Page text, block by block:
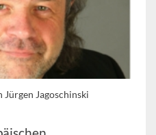
Jagoschinski